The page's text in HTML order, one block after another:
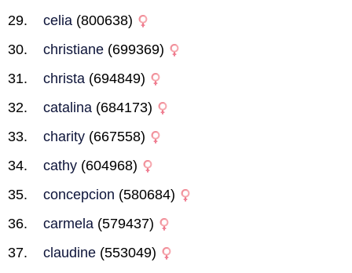
celia (800638)
christiane (699369)
christa (694849)
catalina (684173)
charity (667558)
cathy (604968)
concepcion (580684)
carmela (579437)
claudine (553049)